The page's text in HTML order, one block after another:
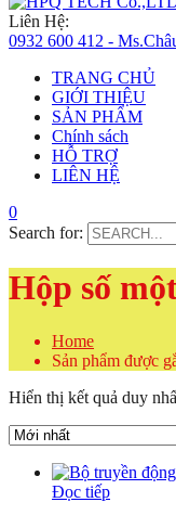
Liên Hệ:
0932 600 412 -
TRANG CHỦ
GIỚI THIỆU
SẢN PHẨM
Chính sách
HỖ TRỢ
LIÊN HỆ
0
Search for:
Hộp số
Home
Sản phẩm được
Hiển thị kết quả duy
Đọc tiếp